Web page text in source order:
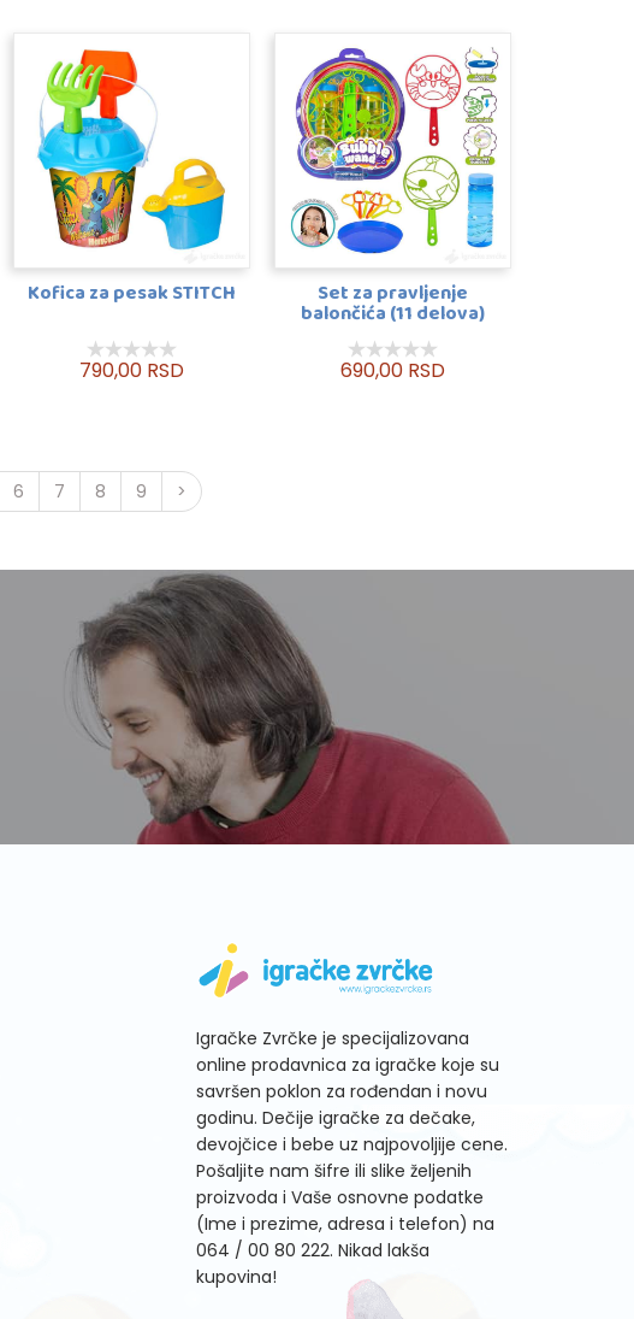
Kofica za pesak STITCH
790,00 RSD
Set za pravljenje
balončića (11 delova)
690,00 RSD
6 7 8 9 >
Igračke Zvrčke je specijalizovana
online prodavnica za igračke koje su
savršen poklon za rođendan i novu
godinu. Dečije igračke za dečake,
devojčice i bebe uz najpovoljije cene.
Pošaljite nam šifre ili slike željenih
proizvoda i Vaše osnovne podatke
(Ime i prezime, adresa i telefon) na
064 / 00 80 222. Nikad lakša
kupovina!